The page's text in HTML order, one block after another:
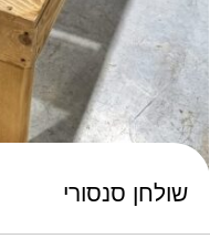
שולחן סנסורי
כמות שולחן סנסורי